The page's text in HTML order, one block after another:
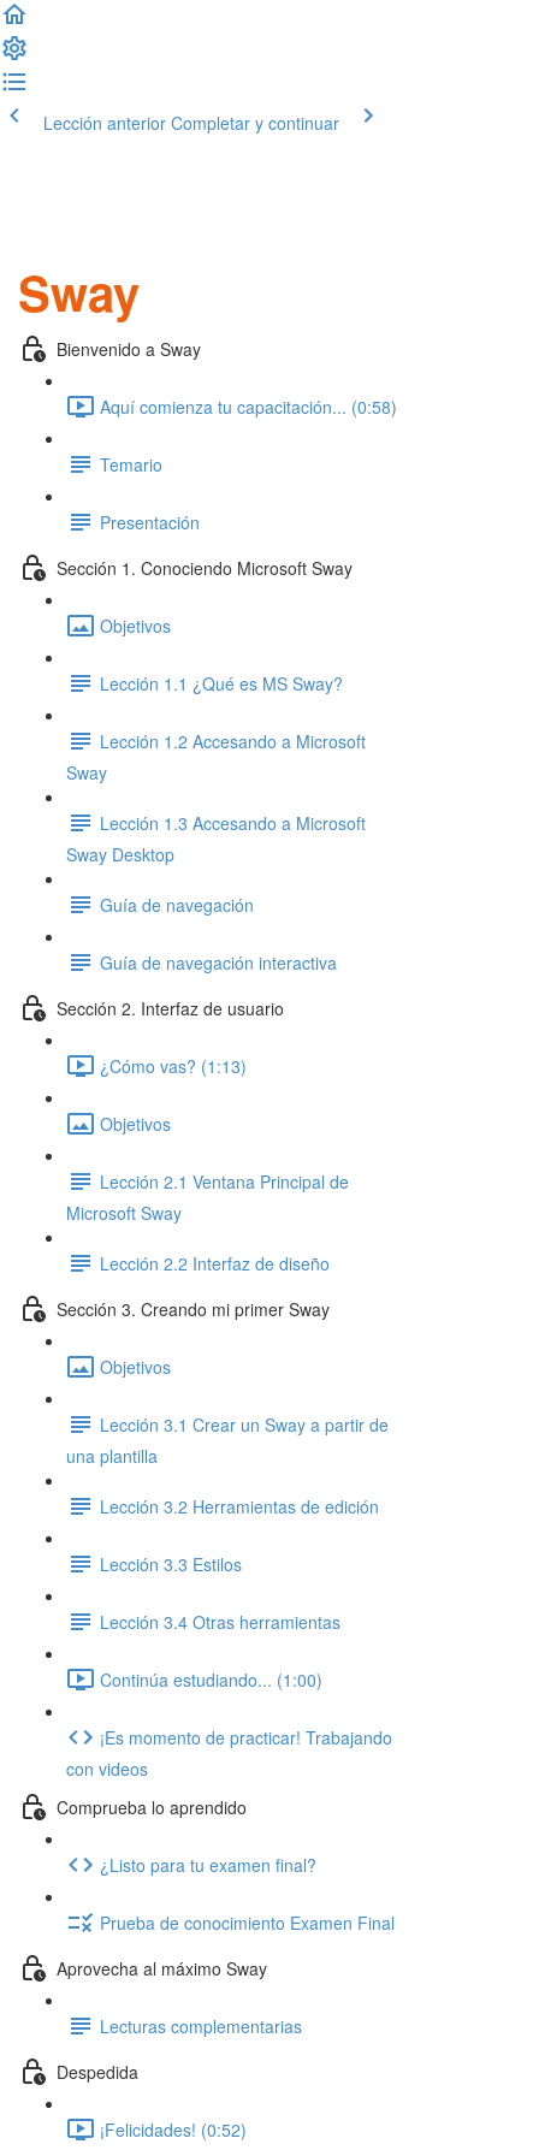
Lección anterior Completar y continuar
Sway
Bienvenido a Sway
Aquí comienza tu capacitación... (0:58)
Temario
Presentación
Sección 1. Conociendo Microsoft Sway
Objetivos
Lección 1.1 ¿Qué es MS Sway?
Lección 1.2 Accesando a Microsoft
Sway
Lección 1.3 Accesando a Microsoft
Sway Desktop
Guía de navegación
Guía de navegación interactiva
Sección 2. Interfaz de usuario
¿Cómo vas? (1:13)
Objetivos
Lección 2.1 Ventana Principal de
Microsoft Sway
Lección 2.2 Interfaz de diseño
Sección 3. Creando mi primer Sway
Objetivos
Lección 3.1 Crear un Sway a partir de
una plantilla
Lección 3.2 Herramientas de edición
Lección 3.3 Estilos
Lección 3.4 Otras herramientas
Continúa estudiando... (1:00)
¡Es momento de practicar! Trabajando
con videos
Comprueba lo aprendido
¿Listo para tu examen final?
Prueba de conocimiento Examen Final
Aprovecha al máximo Sway
Lecturas complementarias
Despedida
¡Felicidades! (0:52)